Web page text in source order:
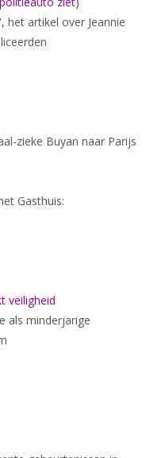
', het artikel over Jeannie
zieke Buyan naar Parijs
Gasthuis:
veiligheid
als minderjarige